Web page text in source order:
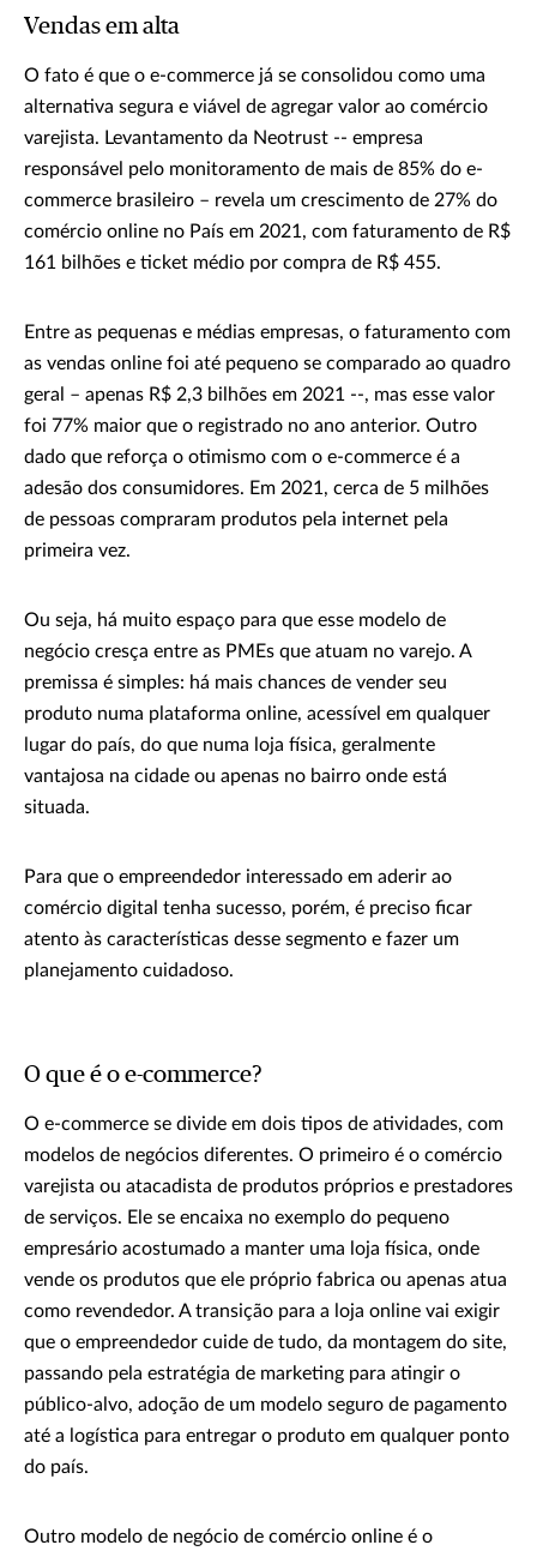
Vendas em alta
O fato é que o e-commerce já se consolidou como uma
alternativa segura e viável de agregar valor ao comércio
varejista. Levantamento da Neotrust -- empresa
responsável pelo monitoramento de mais de 85% do e-
commerce brasileiro – revela um crescimento de 27% do
comércio online no País em 2021, com faturamento de R$
161 bilhões e ticket médio por compra de R$ 455.
Entre as pequenas e médias empresas, o faturamento com
as vendas online foi até pequeno se comparado ao quadro
geral – apenas R$ 2,3 bilhões em 2021 --, mas esse valor
foi 77% maior que o registrado no ano anterior. Outro
dado que reforça o otimismo com o e-commerce é a
adesão dos consumidores. Em 2021, cerca de 5 milhões
de pessoas compraram produtos pela internet pela
primeira vez.
Ou seja, há muito espaço para que esse modelo de
negócio cresça entre as PMEs que atuam no varejo. A
premissa é simples: há mais chances de vender seu
produto numa plataforma online, acessível em qualquer
lugar do país, do que numa loja física, geralmente
vantajosa na cidade ou apenas no bairro onde está
situada.
Para que o empreendedor interessado em aderir ao
comércio digital tenha sucesso, porém, é preciso ficar
atento às características desse segmento e fazer um
planejamento cuidadoso.
O que é o e-commerce?
O e-commerce se divide em dois tipos de atividades, com
modelos de negócios diferentes. O primeiro é o comércio
varejista ou atacadista de produtos próprios e prestadores
de serviços. Ele se encaixa no exemplo do pequeno
empresário acostumado a manter uma loja física, onde
vende os produtos que ele próprio fabrica ou apenas atua
como revendedor. A transição para a loja online vai exigir
que o empreendedor cuide de tudo, da montagem do site,
passando pela estratégia de marketing para atingir o
público-alvo, adoção de um modelo seguro de pagamento
até a logística para entregar o produto em qualquer ponto
do país.
Outro modelo de negócio de comércio online é o